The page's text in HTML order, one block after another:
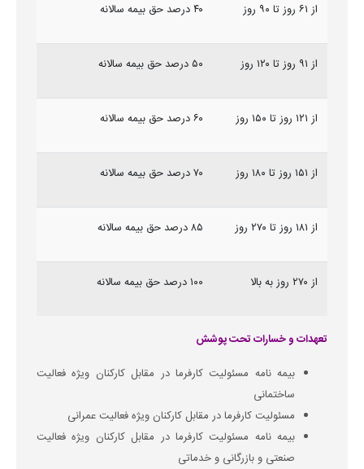
از ۶۱ روز تا ۹۰ روز ۴۰ درصد حق بیمه سالانه
از ۹۱ روز تا ۱۲۰ روز ۵۰ درصد حق بیمه سالانه
از ۱۲۱ روز تا ۱۵۰ روز ۶۰ درصد حق بیمه سالانه
از ۱۵۱ روز تا ۱۸۰ روز ۷۰ درصد حق بیمه سالانه
از ۱۸۱ روز تا ۲۷۰ روز ۸۵ درصد حق بیمه سالانه
از ۲۷۰ روز به بالا ۱۰۰ درصد حق بیمه سالانه
تعهدات و خسارات تحت پوشش
بیمه نامه مسئولیت کارفرما در مقابل کارکنان ویژه فعالیت
ساختمانی
مسئولیت کارفرما در مقابل کارکنان ویژه فعالیت عمرانی
بیمه نامه مسئولیت کارفرما در مقابل کارکنان ویژه فعالیت
صنعتی و بازرگانی و خدماتی